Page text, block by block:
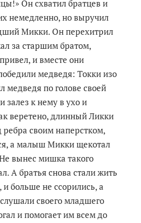
Он схватил братцев и
немедленно, но выручил
Микки. Он перехитрил
за старшим братом,
и вместе они
медведя: Токки изо
медведя по голове своей
залез к нему в ухо и
веретено, длинный Ликки
ребра своим наперстком,
а малыш Микки щекотал
вынес мишка такого
А братья снова стали жить
больше не ссорились, а
слушали своего младшего
и помогает им всем до